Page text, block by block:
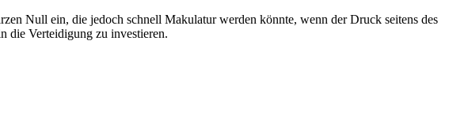
Null ein, die jedoch schnell Makulatur werden könnte, wenn der Druck seitens des
die Verteidigung zu investieren.